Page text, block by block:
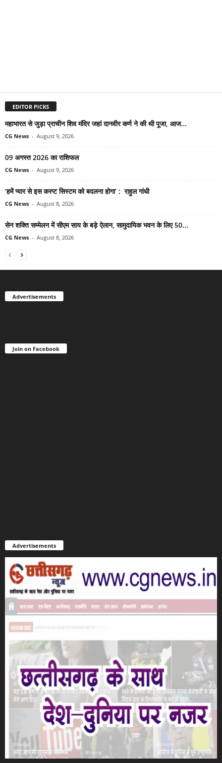
EDITOR PICKS
महाभारत से जुड़ा प्राचीन शिव मंदिर जहां दानवीर कर्ण ने की थी पूजा, आज...
CG News - August 9, 2026
09 अगस्त 2026 का राशिफल
CG News - August 9, 2026
‘हमें प्यार से इस करप्ट सिस्टम को बदलना होगा’ : राहुल गांधी
CG News - August 8, 2026
सेन शक्ति सम्मेलन में सीएम साय के बड़े ऐलान, सामुदायिक भवन के लिए 50...
CG News - August 8, 2026
Advertisements
Join on Facebook
Advertisements